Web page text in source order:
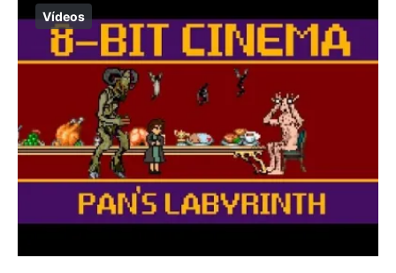
Vídeos